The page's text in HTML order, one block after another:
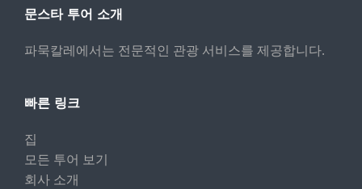
문스타 투어 소개
파묵칼레에서는 전문적인 관광 서비스를 제공합니다.
빠른 링크
집
모든 투어 보기
회사 소개